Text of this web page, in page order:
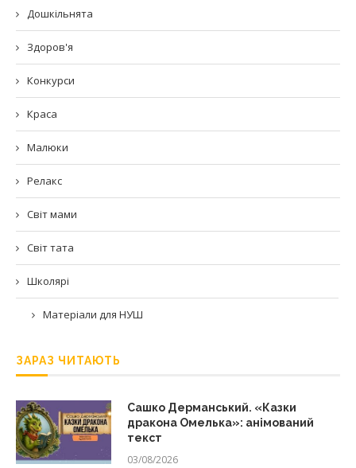
Дошкільнята
Здоров'я
Конкурси
Краса
Малюки
Релакс
Світ мами
Світ тата
Школярі
Матеріали для НУШ
ЗАРАЗ ЧИТАЮТЬ
Сашко Дерманський. «Казки
дракона Омелька»: анімований
текст
03/08/2026